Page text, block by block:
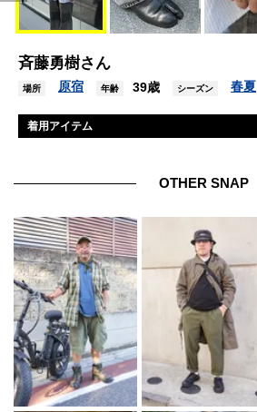
斉藤勇樹さん
場所 原宿 年齢 39歳 シーズン 春夏
着用アイテム
サングラス ジェントルモンスター
OTHER SNAP